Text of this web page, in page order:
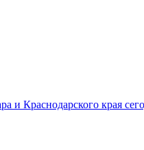
и Краснодарского края